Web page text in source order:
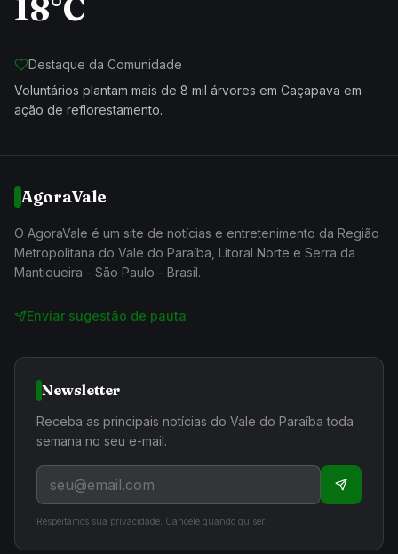
18°C
Destaque da Comunidade
Voluntários plantam mais de 8 mil árvores em Caçapava em
ação de reflorestamento.
AgoraVale
O AgoraVale é um site de notícias e entretenimento da Região
Metropolitana do Vale do Paraíba, Litoral Norte e Serra da
Mantiqueira - São Paulo - Brasil.
Enviar sugestão de pauta
Newsletter
Receba as principais notícias do Vale do Paraíba toda
semana no seu e-mail.
Respeitamos sua privacidade. Cancele quando quiser.